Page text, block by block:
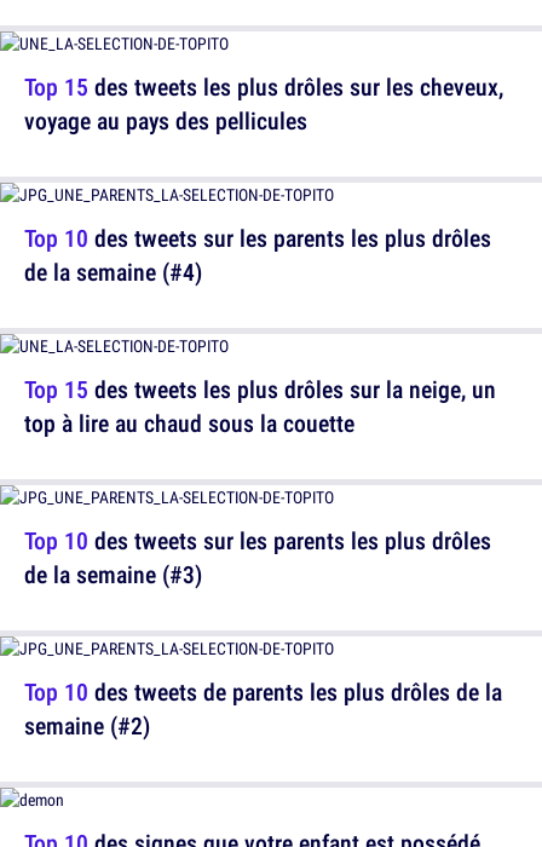
Top 10 des tweets sur les parents les plus drôles
de la semaine (#4)
Top 10 des tweets sur les parents les plus drôles
de la semaine (#3)
Top 15 des tweets les plus drôles sur les cheveux,
voyage au pays des pellicules
Top 15 des tweets les plus drôles sur la neige, un
top à lire au chaud sous la couette
Top 10 des tweets de parents les plus drôles de la
semaine (#2)